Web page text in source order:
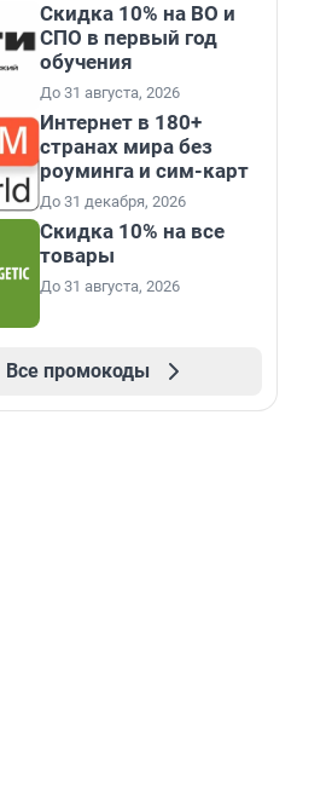
Скидка 10% на ВО и
СПО в первый год
обучения
До 31 августа, 2026
Интернет в 180+
странах мира без
роуминга и сим-карт
До 31 декабря, 2026
Скидка 10% на все
товары
До 31 августа, 2026
Все промокоды